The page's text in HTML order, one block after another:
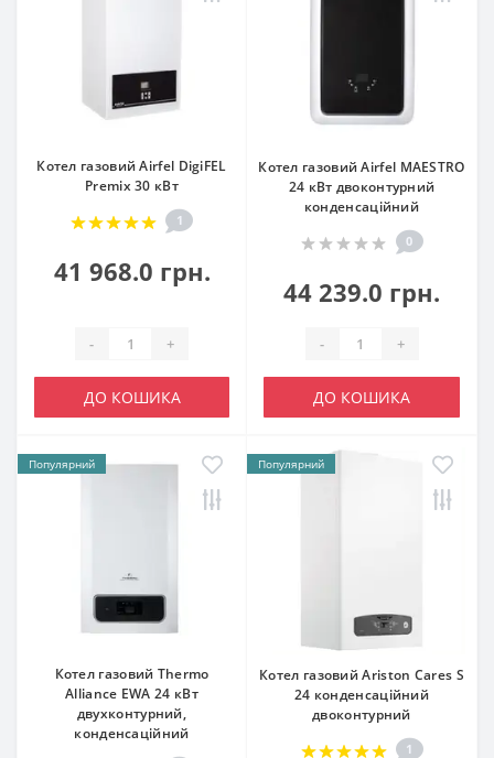
Котел газовий Airfel DigiFEL
Premix 30 кВт
1
41 968.0 грн.
- +
ДО КОШИКА
Котел газовий Airfel MAESTRO
24 кВт двоконтурний
конденсаційний
0
44 239.0 грн.
- +
ДО КОШИКА
Популярний
Котел газовий Thermo
Alliance EWA 24 кВт
двухконтурний,
конденсаційний
Популярний
Котел газовий Ariston Cares S
24 конденсаційний
двоконтурний
1